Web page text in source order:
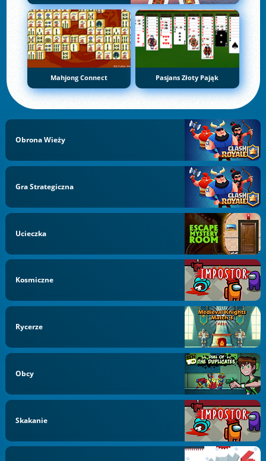
Mahjong Connect Pasjans Złoty Pająk
Obrona Wieży
Gra Strategiczna
Ucieczka
Kosmiczne
Rycerze
Obcy
Skakanie